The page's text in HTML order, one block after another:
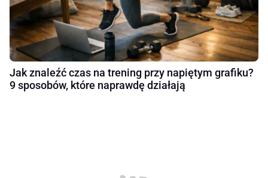
Jak znaleźć czas na trening przy napiętym grafiku?
9 sposobów, które naprawdę działają